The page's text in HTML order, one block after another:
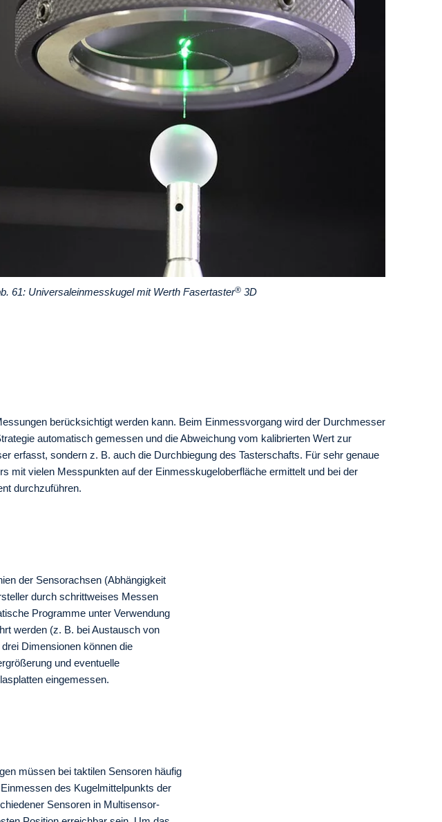
61: Universaleinmesskugel mit Werth Fasertaster® 3D
berücksichtigt werden kann. Beim Einmessvorgang wird der Durchmesser
automatisch gemessen und die Abweichung vom kalibrierten Wert zur
erfasst, sondern z. B. auch die Durchbiegung des Tasterschafts. Für sehr genaue
mit vielen Messpunkten auf der Einmesskugeloberfläche ermittelt und bei der
durchzuführen.
der Sensorachsen (Abhängigkeit
durch schrittweises Messen
Programme unter Verwendung
werden (z. B. bei Austausch von
Dimensionen können die
und eventuelle
eingemessen.
müssen bei taktilen Sensoren häufig
des Kugelmittelpunkts der
Sensoren in Multisensor-